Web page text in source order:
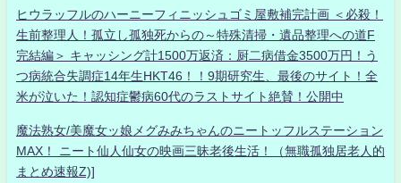
ヒウラッフルのハーニーフィニッシュゴミ屋敷補完計画 ＜必殺！
生前整理人！孤立し孤独死からの～特殊清掃・遺品整理への道F
完結編＞ キャッシング計1500万返済：厨二病借金3500万円！う
つ病統合失調症14年生HKT46！！9期研究生、最後のサイト！全
米が泣いた！認知症鬱病60代のラストサイト絶賛！公開中
魔法熟女/美魔女ッ娘メグみみちゃんのニートッフルステーション
MAX！ ニート仙人仙女の映画三昧老後生活！（無職孤独居老人的
まとめ速報Z)]